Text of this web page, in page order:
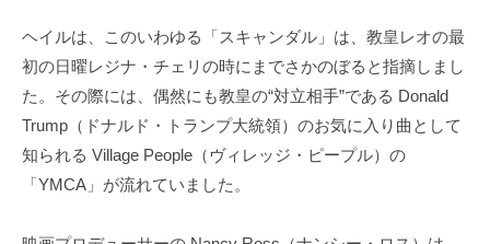
ヘイルは、このいわゆる「スキャンダル」は、教皇レオの最
初の日曜レジナ・チェリの時にまでさかのぼると指摘しまし
た。その際には、偶然にも教皇の“対立相手”である Donald
Trump（ドナルド・トランプ大統領）のお気に入り曲として
知られる Village People（ヴィレッジ・ピープル）の
「YMCA」が流れていました。